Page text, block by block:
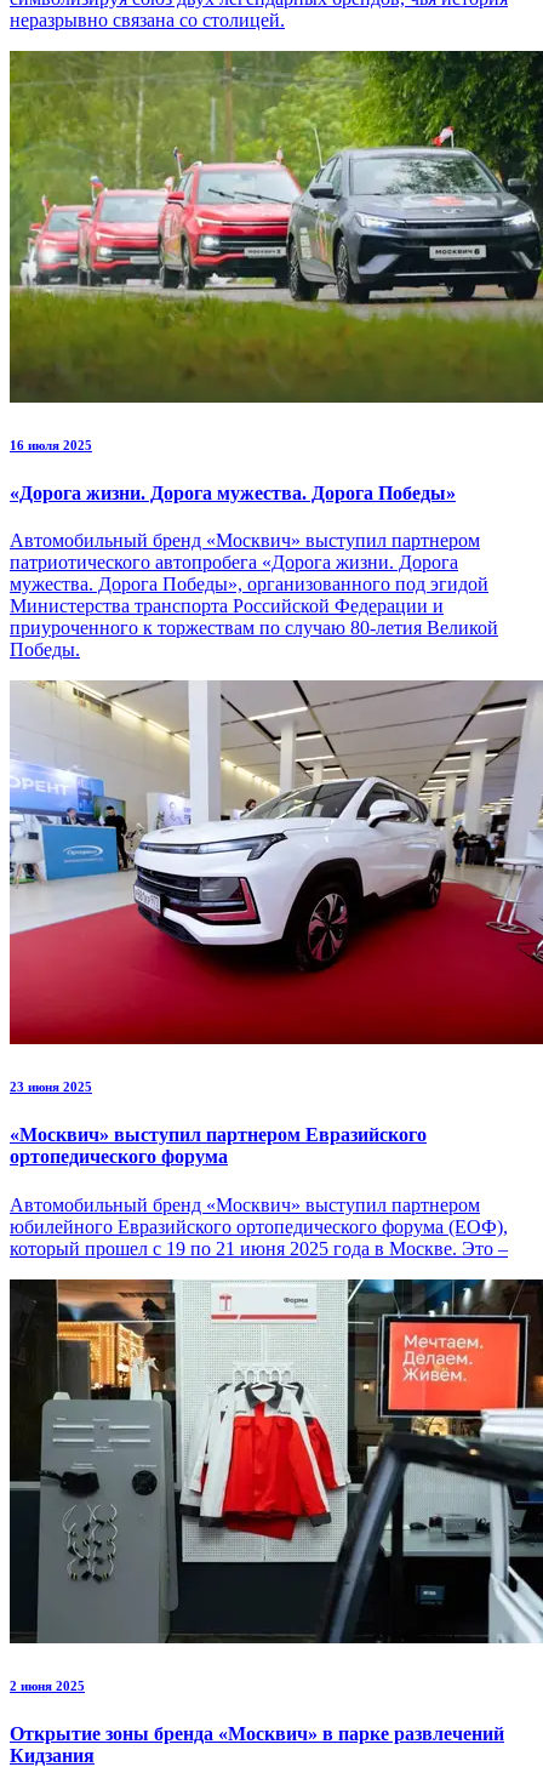
неразрывно связана со столицей.
16 июля 2025
«Дорога жизни. Дорога мужества. Дорога Победы»
Автомобильный бренд «Москвич» выступил партнером
патриотического автопробега «Дорога жизни. Дорога
мужества. Дорога Победы», организованного под эгидой
Министерства транспорта Российской Федерации и
приуроченного к торжествам по случаю 80-летия Великой
Победы.
23 июня 2025
«Москвич» выступил партнером Евразийского
ортопедического форума
Автомобильный бренд «Москвич» выступил партнером
юбилейного Евразийского ортопедического форума (ЕОФ),
который прошел с 19 по 21 июня 2025 года в Москве. Это –
2 июня 2025
Открытие зоны бренда «Москвич» в парке развлечений
Кидзания